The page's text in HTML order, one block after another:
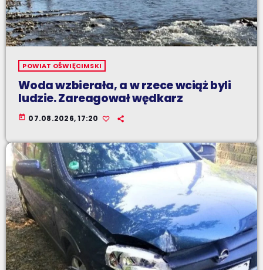
POWIAT OŚWIĘCIMSKI
Woda wzbierała, a w rzece wciąż byli
ludzie. Zareagował wędkarz
today 07.08.2026, 17:20